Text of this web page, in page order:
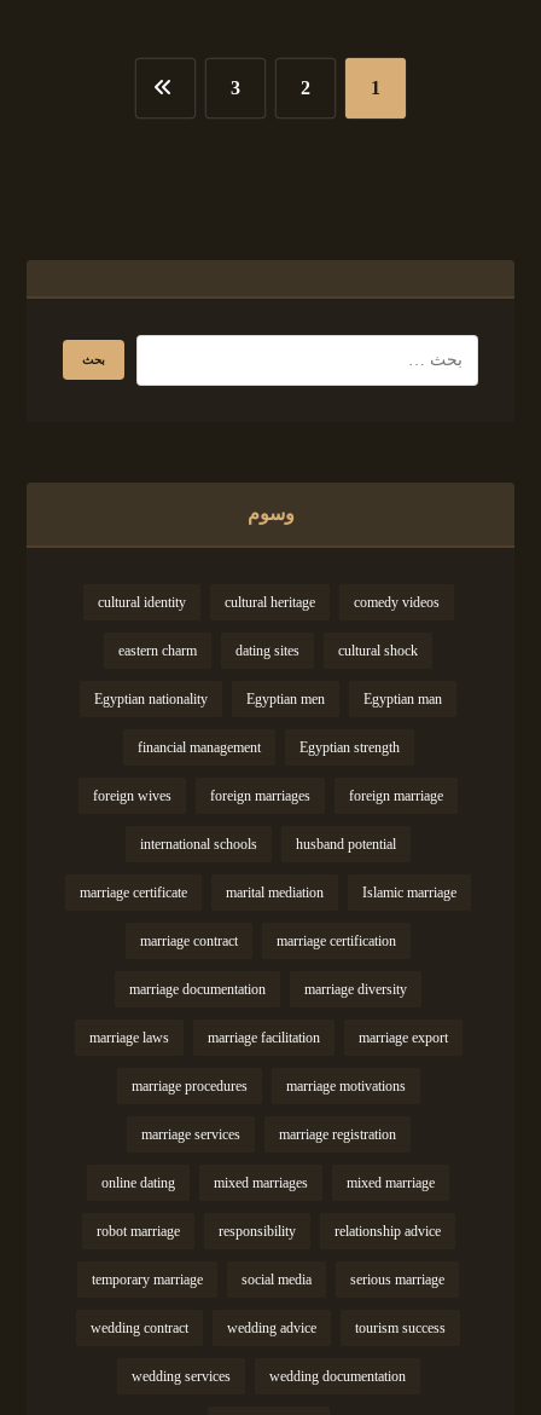
1
2
3
وسوم
comedy videos
cultural heritage
cultural identity
cultural shock
dating sites
eastern charm
Egyptian man
Egyptian men
Egyptian nationality
Egyptian strength
financial management
foreign marriage
foreign marriages
foreign wives
husband potential
international schools
Islamic marriage
marital mediation
marriage certificate
marriage certification
marriage contract
marriage diversity
marriage documentation
marriage export
marriage facilitation
marriage laws
marriage motivations
marriage procedures
marriage registration
marriage services
mixed marriage
mixed marriages
online dating
relationship advice
responsibility
robot marriage
serious marriage
social media
temporary marriage
tourism success
wedding advice
wedding contract
wedding documentation
wedding services